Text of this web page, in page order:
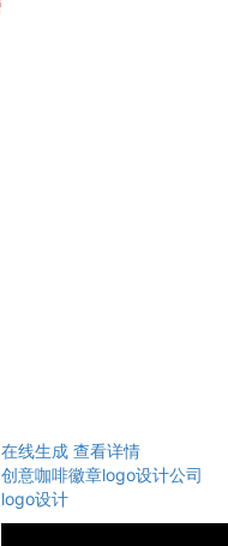
在线生成 查看详情
创意咖啡徽章logo设计公司
logo设计